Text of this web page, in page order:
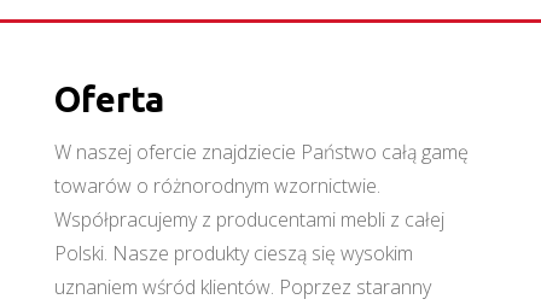
Oferta
W naszej ofercie znajdziecie Państwo całą gamę
towarów o różnorodnym wzornictwie.
Współpracujemy z producentami mebli z całej
Polski. Nasze produkty cieszą się wysokim
uznaniem wśród klientów. Poprzez staranny